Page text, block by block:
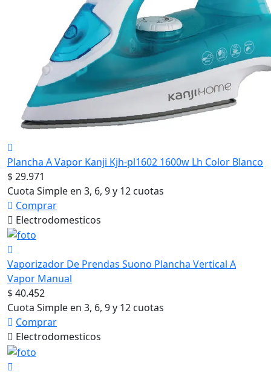
Plancha A Vapor Kanji Kjh-pl1602 1600w Lh Color Blanco
$ 29.971
Cuota Simple en 3, 6, 9 y 12 cuotas
Comprar
Electrodomesticos
Vaporizador De Prendas Suono Plancha Vertical A
Vapor Manual
$ 40.452
Cuota Simple en 3, 6, 9 y 12 cuotas
Comprar
Electrodomesticos